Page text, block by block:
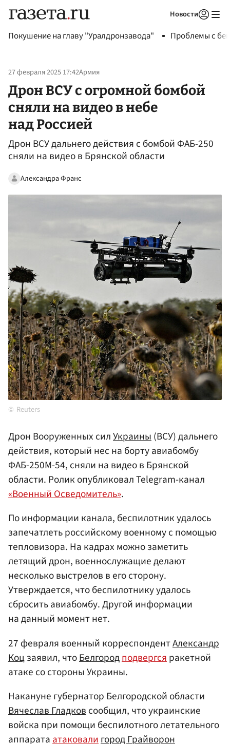
Новости
Покушение на главу "Уралдронзавода" Проблемы с
27 февраля 2025 17:42Армия
Дрон ВСУ с огромной бомбой
сняли на видео в небе
над Россией
Дрон ВСУ дальнего действия с бомбой ФАБ-250
сняли на видео в Брянской области
Александра Франс
Reuters
Дрон Вооруженных силУкраины(ВСУ) дальнего
действия, который нес на борту авиабомбу
ФАБ-250М-54, сняли на видео в Брянской
области. Ролик опубликовал Telegram-канал
«Военный Осведомитель».
По информации канала, беспилотник удалось
запечатлеть российскому военному с помощью
тепловизора. На кадрах можно заметить
летящий дрон, военнослужащие делают
несколько выстрелов в его сторону.
Утверждается, что беспилотнику удалось
сбросить авиабомбу. Другой информации
на данный момент нет.
27 февраля военный корреспондентАлександр
Коцзаявил, чтоБелгородподвергся ракетной
атаке со стороны Украины.
Накануне губернатор Белгородской области
Вячеслав Гладковсообщил, что украинские
войска при помощи беспилотного летательного
аппаратаатаковалигород Грайворон